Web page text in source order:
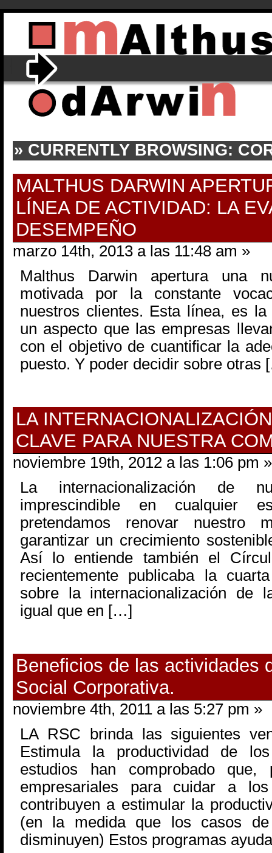
» CURRENTLY BROWSING:
MALTHUS DARWIN
LÍNEA DE ACTIVIDAD: LA
DESEMPEÑO
marzo 14th, 2013 a las 11:48 am »
Malthus Darwin apertura una
motivada por la constante
nuestros clientes. Esta línea, es
un aspecto que las empresas
con el objetivo de cuantificar la
puesto. Y poder decidir sobre otras
LA
CLAVE PARA NUESTRA
noviembre 19th, 2012 a las 1:06 pm »
La internacionalización de
imprescindible en cualquier
pretendamos renovar nuestro
garantizar un crecimiento
Así lo entiende también el
recientemente publicaba la
sobre la internacionalización de
igual que en […]
Beneficios de las actividades
Social Corporativa.
noviembre 4th, 2011 a las 5:27 pm »
LA RSC brinda las siguientes
Estimula la productividad de
estudios han comprobado que,
empresariales para cuidar a
contribuyen a estimular la
(en la medida que los casos
disminuyen) Estos programas